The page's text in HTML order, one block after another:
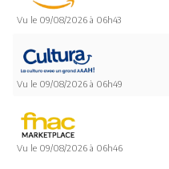
Vu le 09/08/2026 à 06h43
Vu le 09/08/2026 à 06h49
Vu le 09/08/2026 à 06h46